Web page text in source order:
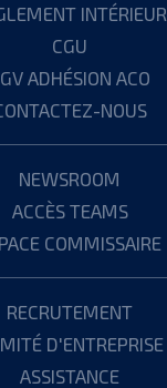
INTÉRIEUR
CGU
ADHÉSION ACO
NOUS
NEWSROOM
ACCÈS TEAMS
COMMISSAIRE
RECRUTEMENT
D'ENTREPRISE
ASSISTANCE